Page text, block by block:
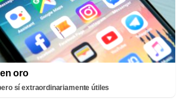
oro
sí extraordinariamente útiles